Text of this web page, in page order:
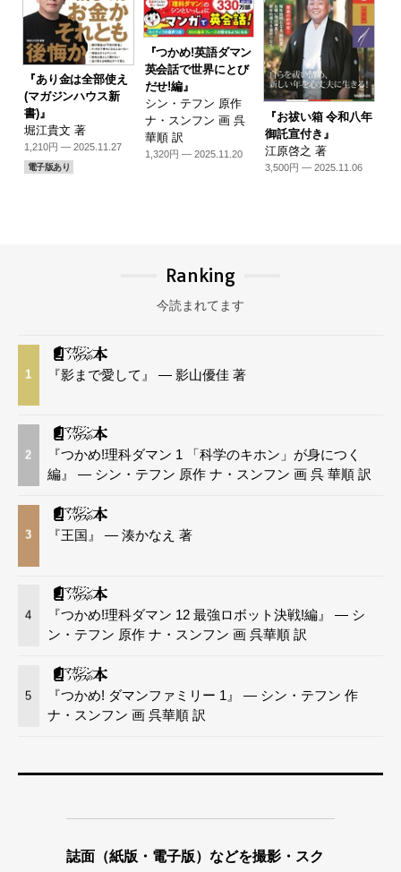
『あり金は全部使え
(マガジンハウス新
書)』
堀江貴文 著
1,210円 — 2025.11.27
電子版あり
『つかめ!英語ダマン
英会話で世界にとび
だせ!編』
シン・テフン 原作
ナ・スンフン 画 呉
華順 訳
1,320円 — 2025.11.20
『お祓い箱 令和八年
御託宣付き』
江原啓之 著
3,500円 — 2025.11.06
Ranking
今読まれてます
1 『影まで愛して』 — 影山優佳 著
2
『つかめ!理科ダマン 1 「科学のキホン」が身につく
編』 — シン・テフン 原作 ナ・スンフン 画 呉 華順 訳
3 『王国』 — 湊かなえ 著
4
『つかめ!理科ダマン 12 最強ロボット決戦!編』 — シ
ン・テフン 原作 ナ・スンフン 画 呉華順 訳
5
『つかめ! ダマンファミリー 1』 — シン・テフン 作
ナ・スンフン 画 呉華順 訳
誌面（紙版・電子版）などを撮影・スク